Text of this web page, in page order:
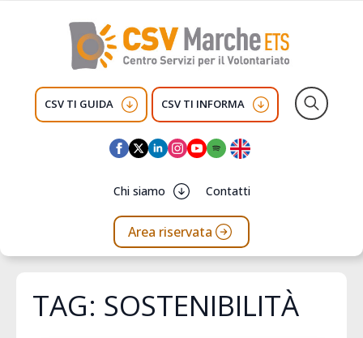
CSV TI GUIDA CSV TI INFORMA
Chi siamo Contatti
Area riservata
TAG: SOSTENIBILITÀ